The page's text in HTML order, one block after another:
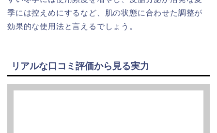
季には控えめにするなど、肌の状態に合わせた調整が
効果的な使用法と言えるでしょう。
リアルな口コミ評価から見る実力